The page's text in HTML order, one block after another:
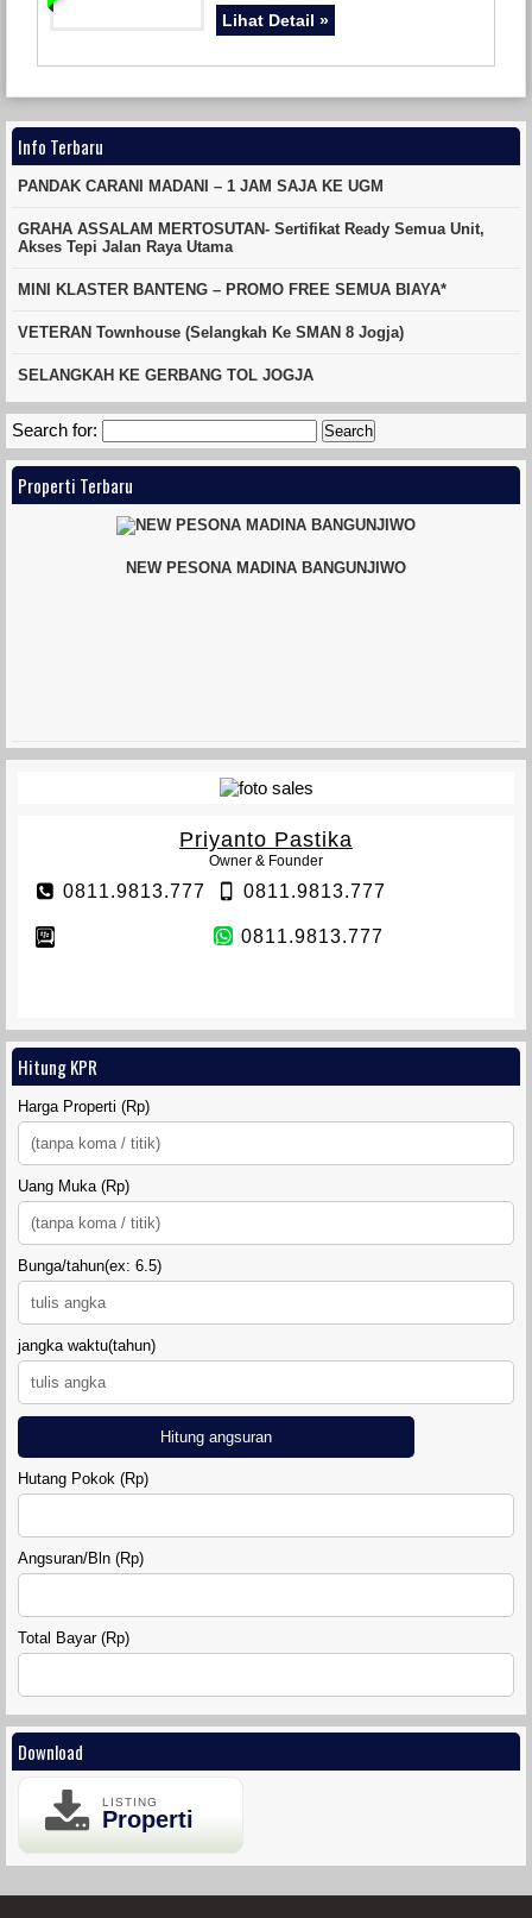
Lihat Detail »
Info Terbaru
PANDAK CARANI MADANI – 1 JAM SAJA KE UGM
GRAHA ASSALAM MERTOSUTAN- Sertifikat Ready Semua Unit,
Akses Tepi Jalan Raya Utama
MINI KLASTER BANTENG – PROMO FREE SEMUA BIAYA*
VETERAN Townhouse (Selangkah Ke SMAN 8 Jogja)
SELANGKAH KE GERBANG TOL JOGJA
Search for:
Properti Terbaru
NEW PESONA MADINA BANGUNJIWO
VETERAN TOWNHOUSE
TANAH SIDOMULYO SLEMAN
Priyanto Pastika
Owner & Founder
0811.9813.777 0811.9813.777
0811.9813.777
Hitung KPR
Harga Properti (Rp)
Uang Muka (Rp)
Bunga/tahun(ex: 6.5)
jangka waktu(tahun)
Hitung angsuran
Hutang Pokok (Rp)
Angsuran/Bln (Rp)
Total Bayar (Rp)
Download
LISTING
Properti